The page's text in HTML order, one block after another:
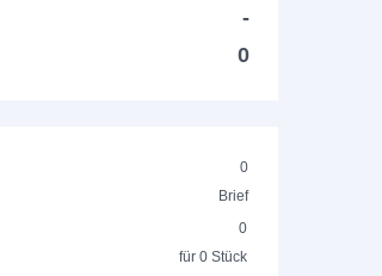
-
0
0
Brief
0
für 0 Stück